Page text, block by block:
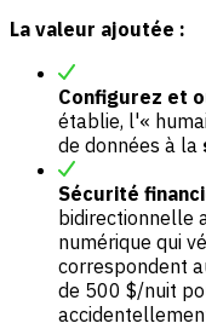
La valeur ajoutée :
Configurez et
établie, l'«
de données à la
Sécurité
bidirectionnelle
numérique qui
correspondent
de 500 $/nuit